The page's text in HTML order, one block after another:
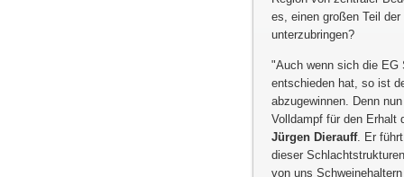
es, einen großen Teil
unterzubringen?
Auch wenn sich die EG
entschieden hat, so ist
abzugewinnen. Denn
Volldampf für den Erhalt
Jürgen Dierauff. Er
dieser
von uns